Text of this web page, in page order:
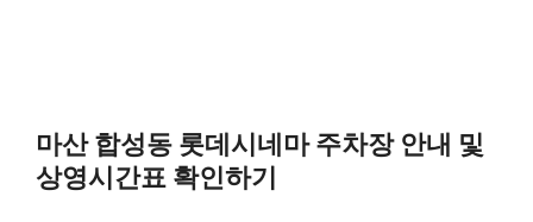
마산 합성동 롯데시네마 주차장 안내 및
상영시간표 확인하기